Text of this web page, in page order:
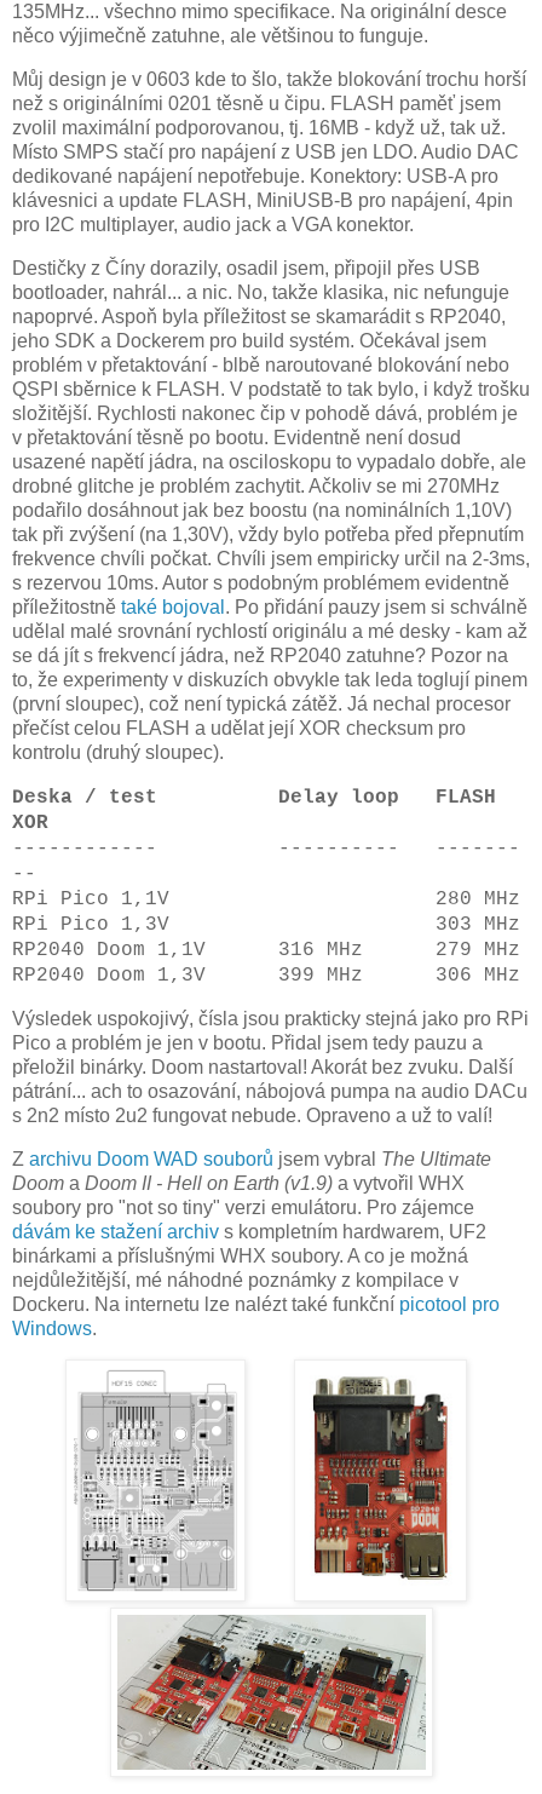
135MHz... všechno mimo specifikace. Na originální desce
něco výjimečně zatuhne, ale většinou to funguje.
Můj design je v 0603 kde to šlo, takže blokování trochu horší
než s originálními 0201 těsně u čipu. FLASH paměť jsem
zvolil maximální podporovanou, tj. 16MB - když už, tak už.
Místo SMPS stačí pro napájení z USB jen LDO. Audio DAC
dedikované napájení nepotřebuje. Konektory: USB-A pro
klávesnici a update FLASH, MiniUSB-B pro napájení, 4pin
pro I2C multiplayer, audio jack a VGA konektor.
Destičky z Číny dorazily, osadil jsem, připojil přes USB
bootloader, nahrál... a nic. No, takže klasika, nic nefunguje
napoprvé. Aspoň byla příležitost se skamarádit s RP2040,
jeho SDK a Dockerem pro build systém. Očekával jsem
problém v přetaktování - blbě naroutované blokování nebo
QSPI sběrnice k FLASH. V podstatě to tak bylo, i když trošku
složitější. Rychlosti nakonec čip v pohodě dává, problém je
v přetaktování těsně po bootu. Evidentně není dosud
usazené napětí jádra, na osciloskopu to vypadalo dobře, ale
drobné glitche je problém zachytit. Ačkoliv se mi 270MHz
podařilo dosáhnout jak bez boostu (na nominálních 1,10V)
tak při zvýšení (na 1,30V), vždy bylo potřeba před přepnutím
frekvence chvíli počkat. Chvíli jsem empiricky určil na 2-3ms,
s rezervou 10ms. Autor s podobným problémem evidentně
příležitostně také bojoval . Po přidání pauzy jsem si schválně
udělal malé srovnání rychlostí originálu a mé desky - kam až
se dá jít s frekvencí jádra, než RP2040 zatuhne? Pozor na
to, že experimenty v diskuzích obvykle tak leda toglují pinem
(první sloupec), což není typická zátěž. Já nechal procesor
přečíst celou FLASH a udělat její XOR checksum pro
kontrolu (druhý sloupec).
Deska / test Delay loop FLASH
XOR
------------ ---------- -------
--
RPi Pico 1,1V 280 MHz
RPi Pico 1,3V 303 MHz
RP2040 Doom 1,1V 316 MHz 279 MHz
RP2040 Doom 1,3V 399 MHz 306 MHz
Výsledek uspokojivý, čísla jsou prakticky stejná jako pro RPi
Pico a problém je jen v bootu. Přidal jsem tedy pauzu a
přeložil binárky. Doom nastartoval! Akorát bez zvuku. Další
pátrání... ach to osazování, nábojová pumpa na audio DACu
s 2n2 místo 2u2 fungovat nebude. Opraveno a už to valí!
Z archivu Doom WAD souborů jsem vybral The Ultimate
Doom a Doom II - Hell on Earth (v1.9) a vytvořil WHX
soubory pro "not so tiny" verzi emulátoru. Pro zájemce
dávám ke stažení archiv s kompletním hardwarem, UF2
binárkami a příslušnými WHX soubory. A co je možná
nejdůležitější, mé náhodné poznámky z kompilace v
Dockeru. Na internetu lze nalézt také funkční picotool pro
Windows.